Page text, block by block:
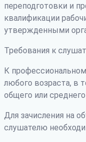
переподготовки и
квалификации
утвержденными
Требования к
К
любого возраста, в
общего или
Для зачисления на
слушателю